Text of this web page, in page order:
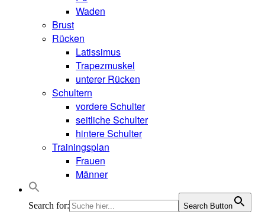
Waden
Brust
Rücken
Latissimus
Trapezmuskel
unterer Rücken
Schultern
vordere Schulter
seitliche Schulter
hintere Schulter
Trainingsplan
Frauen
Männer
Search for: Search Button